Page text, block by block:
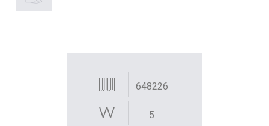
648226
5